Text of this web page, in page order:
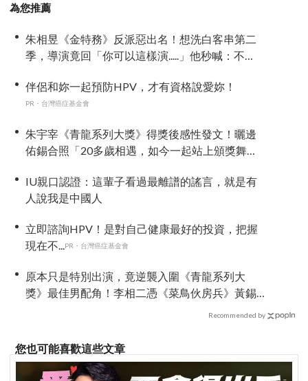
為您推薦
朱相昱《金特務》反派惡出名！想洗白客串第二
季，導演竟回「你可以這樣演.....」他秒喊：不
伴侶和妳一起預防HPV，才有資格說愛妳！
PR・台灣癌症基金會
朱宇宰《青龍系列大獎》得獎後感性發文！曬邊
佑錫合照「20多歲相遇，如今一起站上頒獎舞
IU親口認證：這輩子看過最離譜的謠言，就是有
人說我是中國人
立即諮詢HPV！是對自己健康最好的投資，把握
現在不...PR・台灣癌症基金會
原本只是特別出演，竟逆襲入圍《青龍系列大
獎》最佳男配角！李相二憑《菜鳥伙房兵》黃錫
Recommended by
您也可能喜歡這些文章